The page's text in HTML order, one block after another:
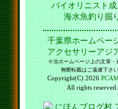
バイオリニスト
海水魚釣り掘
千葉県ホームペー
アクセサリーアジ
※当ホームページ上の文章・
無断転載はご遠慮下さい
Copyright(C) 2026
All rights reserved.